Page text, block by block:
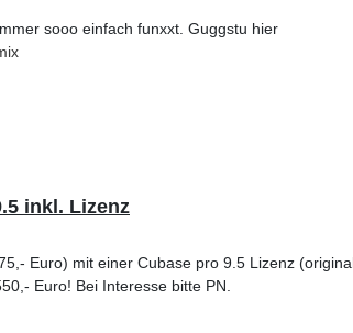
sooo einfach funxxt. Guggstu hier
inkl. Lizenz
Euro) mit einer Cubase pro 9.5 Lizenz
Euro! Bei Interesse bitte PN.